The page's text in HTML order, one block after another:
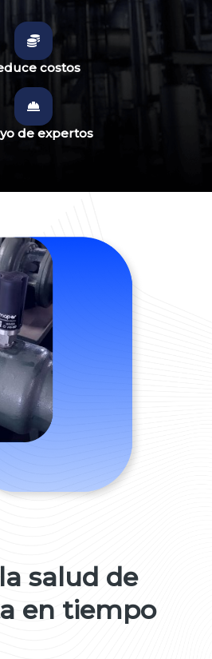
costos
de expertos
salud de
en tiempo